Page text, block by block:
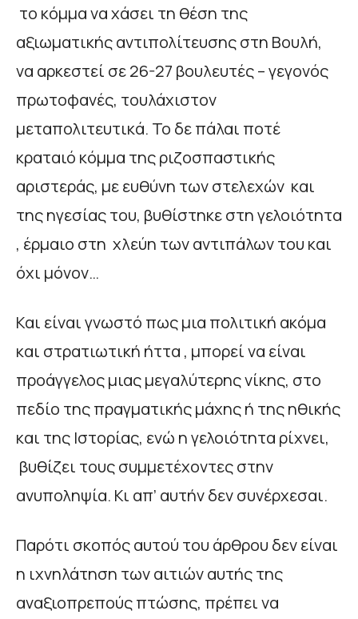
το κόμμα να χάσει τη θέση της
αξιωματικής αντιπολίτευσης στη Βουλή,
να αρκεστεί σε 26-27 βουλευτές – γεγονός
πρωτοφανές, τουλάχιστον
μεταπολιτευτικά. Το δε πάλαι ποτέ
κραταιό κόμμα της ριζοσπαστικής
αριστεράς, με ευθύνη των στελεχών και
της ηγεσίας του, βυθίστηκε στη γελοιότητα
, έρμαιο στη χλεύη των αντιπάλων του και
όχι μόνον…
Και είναι γνωστό πως μια πολιτική ακόμα
και στρατιωτική ήττα , μπορεί να είναι
προάγγελος μιας μεγαλύτερης νίκης, στο
πεδίο της πραγματικής μάχης ή της ηθικής
και της Ιστορίας, ενώ η γελοιότητα ρίχνει,
βυθίζει τους συμμετέχοντες στην
ανυποληψία. Κι απ’ αυτήν δεν συνέρχεσαι.
Παρότι σκοπός αυτού του άρθρου δεν είναι
η ιχνηλάτηση των αιτιών αυτής της
αναξιοπρεπούς πτώσης, πρέπει να